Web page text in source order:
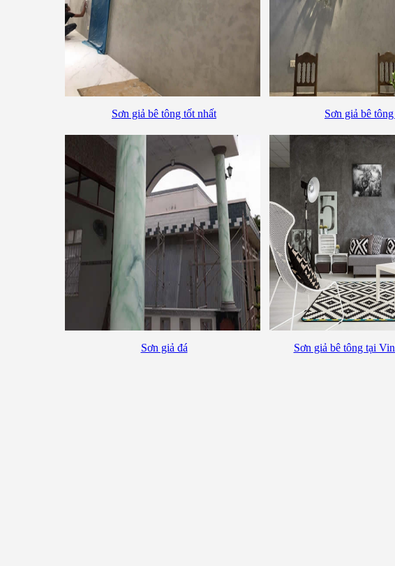
Sơn giả bê tông tốt nhất Sơn giả bê
Sơn giả đá Sơn giả bê tông tại